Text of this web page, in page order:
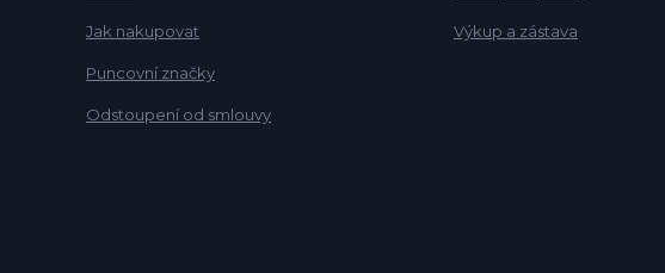
Jak nakupovat
Puncovní značky
Odstoupení od smlouvy
Výkup a zástava